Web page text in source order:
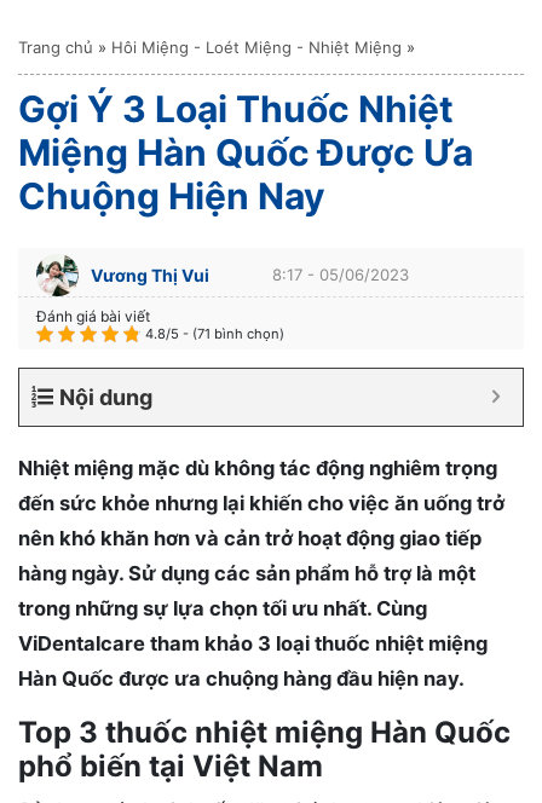
Trang chủ » Hôi Miệng - Loét Miệng - Nhiệt Miệng »
Gợi Ý 3 Loại Thuốc Nhiệt
Miệng Hàn Quốc Được Ưa
Chuộng Hiện Nay
Vương Thị Vui 8:17 - 05/06/2023
Đánh giá bài viết
4.8/5 - (71 bình chọn)
Nội dung
Nhiệt miệng mặc dù không tác động nghiêm trọng
đến sức khỏe nhưng lại khiến cho việc ăn uống trở
nên khó khăn hơn và cản trở hoạt động giao tiếp
hàng ngày. Sử dụng các sản phẩm hỗ trợ là một
trong những sự lựa chọn tối ưu nhất. Cùng
ViDentalcare tham khảo 3 loại thuốc nhiệt miệng
Hàn Quốc được ưa chuộng hàng đầu hiện nay.
Top 3 thuốc nhiệt miệng Hàn Quốc
phổ biến tại Việt Nam